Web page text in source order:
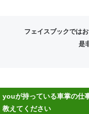
フェイスブックでは
是
youが持っている車掌の仕
教えてください